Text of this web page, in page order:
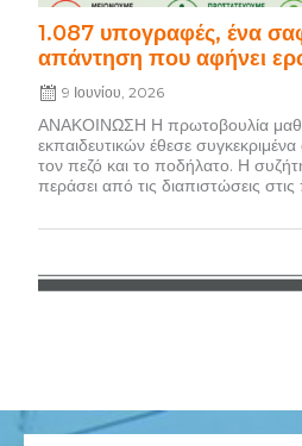
1.087 υπογραφές, ένα
απάντηση που αφήνει
9 Ιουνίου, 2026
ΑΝΑΚΟΙΝΩΣΗ Η πρωτοβουλία
εκπαιδευτικών έθεσε
τον πεζό και το ποδήλατο. Η
περάσει από τις διαπιστώσεις στις